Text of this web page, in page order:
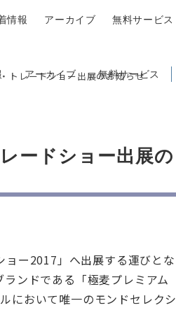
アーカイブ 無料サービス
情報 アーカイブ 無料サービス
トレードショー出展のお知らせ
ードショー出展の
ー2017」へ出展する運びとな
ンドである「極麦プレミアム
において唯一のモンドセレクシ